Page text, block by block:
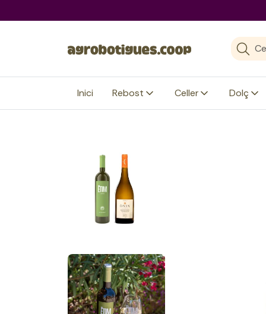
agrobotigues.coop
Inici Rebost Celler Dolç